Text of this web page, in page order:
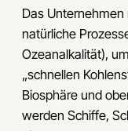
Das
natürliche
Ozeanalkalität),
„schnellen
Biosphäre und
werden Schiffe,